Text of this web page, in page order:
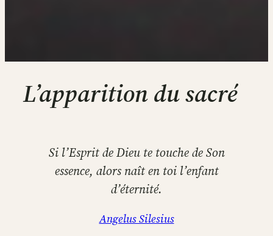
L’apparition du sacré
Si l’Esprit de Dieu te touche de Son
essence, alors naît en toi l’enfant
d’éternité.
Angelus Silesius